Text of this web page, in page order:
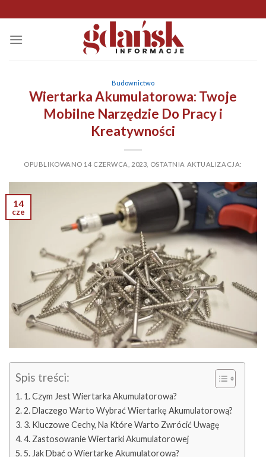
to
content
Budownictwo
Wiertarka Akumulatorowa: Twoje
Mobilne Narzędzie Do Pracy i
Kreatywności
OPUBLIKOWANO 14 CZERWCA, 2023 OSTATNIA AKTUALIZACJA:
14
cze
Spis treści:
1. Czym Jest Wiertarka Akumulatorowa?
2. Dlaczego Warto Wybrać Wiertarkę Akumulatorową?
3. Kluczowe Cechy, Na Które Warto Zwrócić Uwagę
4. Zastosowanie Wiertarki Akumulatorowej
5. Jak Dbać o Wiertarkę Akumulatorową?